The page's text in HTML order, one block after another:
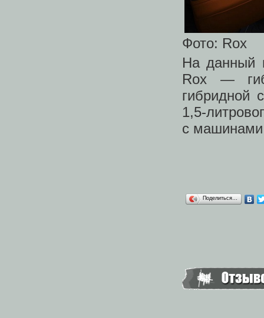
Фото: Rox
На данный
Rox —
гибридной
1,5-
с
Поделиться…